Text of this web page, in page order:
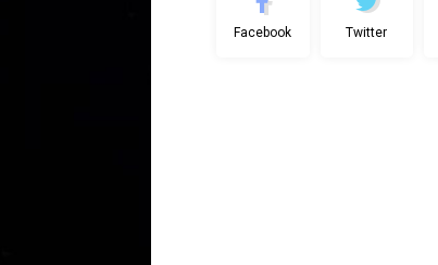
Facebook Twitter